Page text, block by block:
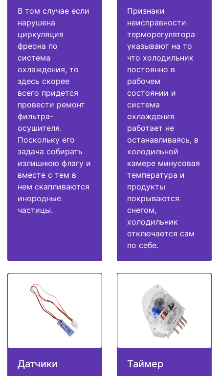
В том случае если
нарушена
циркуляция
фреона по
система
охлаждения, то
здесь скорее
всего придется
провести ремонт
фильтра-
осушителя.
Поскольку его
задача собирать
излишнюю флагу и
вместе с тем в
нем скапливаются
инородные
частицы.
Признаки
неисправности
терморегулятора
указывают на то
что холодильник
постоянно в
рабочем
состоянии и
система
охлаждения
работает не
останавливаясь, в
холодильной
камере минусовая
температура и
продукты
покрываются
снегом,
холодильник
отключается сам
по себе.
Датчики Таймер